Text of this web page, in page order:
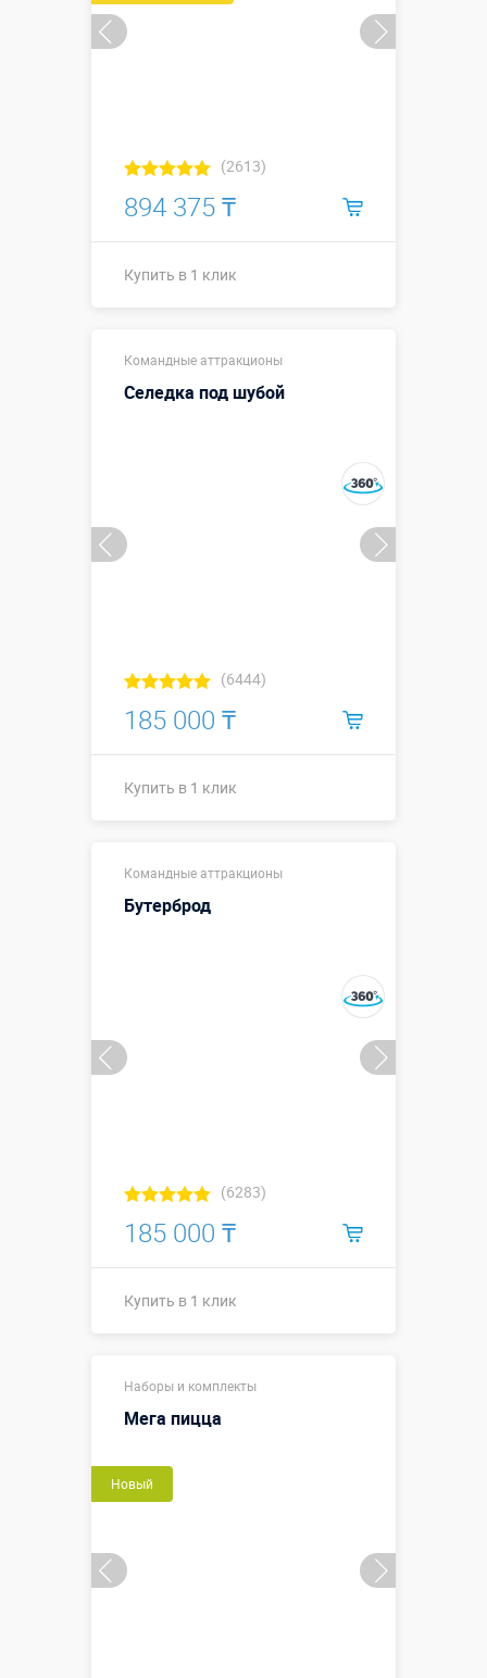
(2613)
894 375 ₸
Купить в 1 клик
(ширина и
высота в
собранном
мяча 0,5 м
Командные аттракционы
Селедка под шубой
(6444)
185 000 ₸
Купить в 1 клик
Больше деталей →
Командные аттракционы
Бутерброд
(6283)
185 000 ₸
Купить в 1 клик
Больше деталей →
Наборы и комплекты
Мега пицца
Новый